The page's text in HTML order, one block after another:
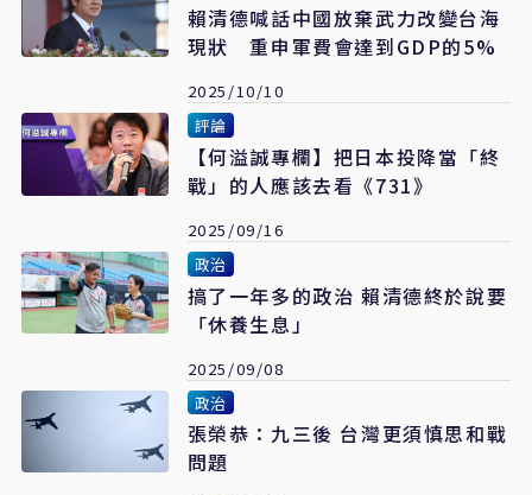
賴清德喊話中國放棄武力改變台海
現狀 重申軍費會達到GDP的5%
2025/10/10
評論
【何溢誠專欄】把日本投降當「終
戰」的人應該去看《731》
2025/09/16
政治
搞了一年多的政治 賴清德終於說要
「休養生息」
2025/09/08
政治
張榮恭：九三後 台灣更須慎思和戰
問題